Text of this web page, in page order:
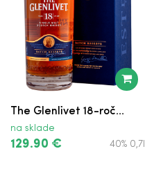
The Glenlivet 18-roč...
na sklade
129.90 € 40% 0,7l